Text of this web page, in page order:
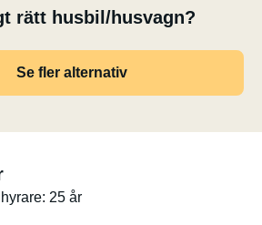
rätt husbil/husvagn?
Se fler alternativ
25 år